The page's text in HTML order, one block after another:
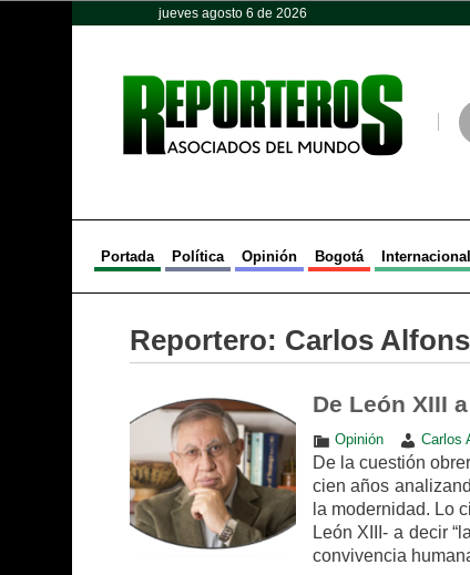
jueves agosto 6 de 2026
Portada Política Opinión Bogotá
Reportero: Carlos
De León XIII
Opinión Carlos
De la cuestión
cien años
la modernidad. Lo
León XIII- a decir
convivencia
Opinión Política